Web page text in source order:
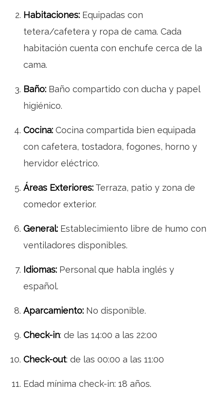
Habitaciones: Equipadas con
tetera/cafetera y ropa de cama. Cada
habitación cuenta con enchufe cerca de la
cama.
Baño: Baño compartido con ducha y papel
higiénico.
Cocina: Cocina compartida bien equipada
con cafetera, tostadora, fogones, horno y
hervidor eléctrico.
Áreas Exteriores: Terraza, patio y zona de
comedor exterior.
General: Establecimiento libre de humo con
ventiladores disponibles.
Idiomas: Personal que habla inglés y
español.
Aparcamiento: No disponible.
Check-in: de las 14:00 a las 22:00
Check-out: de las 00:00 a las 11:00
Edad mínima check-in: 18 años.